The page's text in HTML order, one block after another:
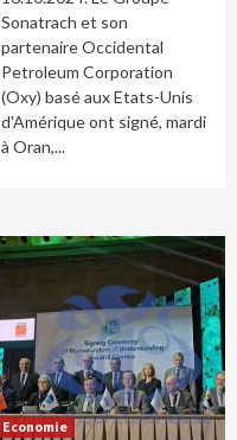
Sonatrach et son
partenaire Occidental
Petroleum Corporation
(Oxy) basé aux Etats-Unis
d'Amérique ont signé, mardi
à Oran,...
Economie